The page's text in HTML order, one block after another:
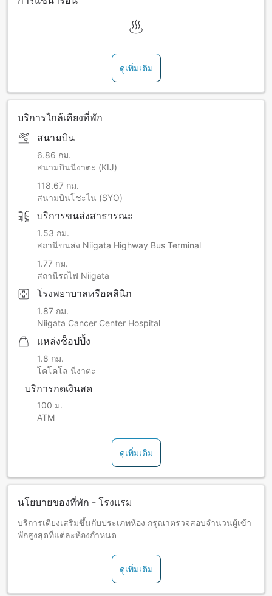
ดูเพิ่มเติม
บริการใกล้เคียงที่พัก
สนามบิน
6.86 กม.
สนามบินนีงาตะ (KIJ)
118.67 กม.
สนามบินโชะไน (SYO)
บริการขนส่งสาธารณะ
1.53 กม.
สถานีขนส่ง Niigata Highway Bus Terminal
1.77 กม.
สถานีรถไฟ Niigata
โรงพยาบาลหรือคลินิก
1.87 กม.
Niigata Cancer Center Hospital
แหล่งช็อปปิ้ง
1.8 กม.
โคโคโล นีงาตะ
บริการกดเงินสด
100 ม.
ATM
ดูเพิ่มเติม
นโยบายของที่พัก - โรงแรม
บริการเตียงเสริมขึ้นกับประเภทห้อง กรุณาตรวจสอบจำนวนผู้เข้า
พักสูงสุดที่แต่ละห้องกำหนด
ดูเพิ่มเติม